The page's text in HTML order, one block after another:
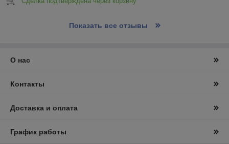
Показать все отзывы
О нас
Контакты
Доставка и оплата
График работы